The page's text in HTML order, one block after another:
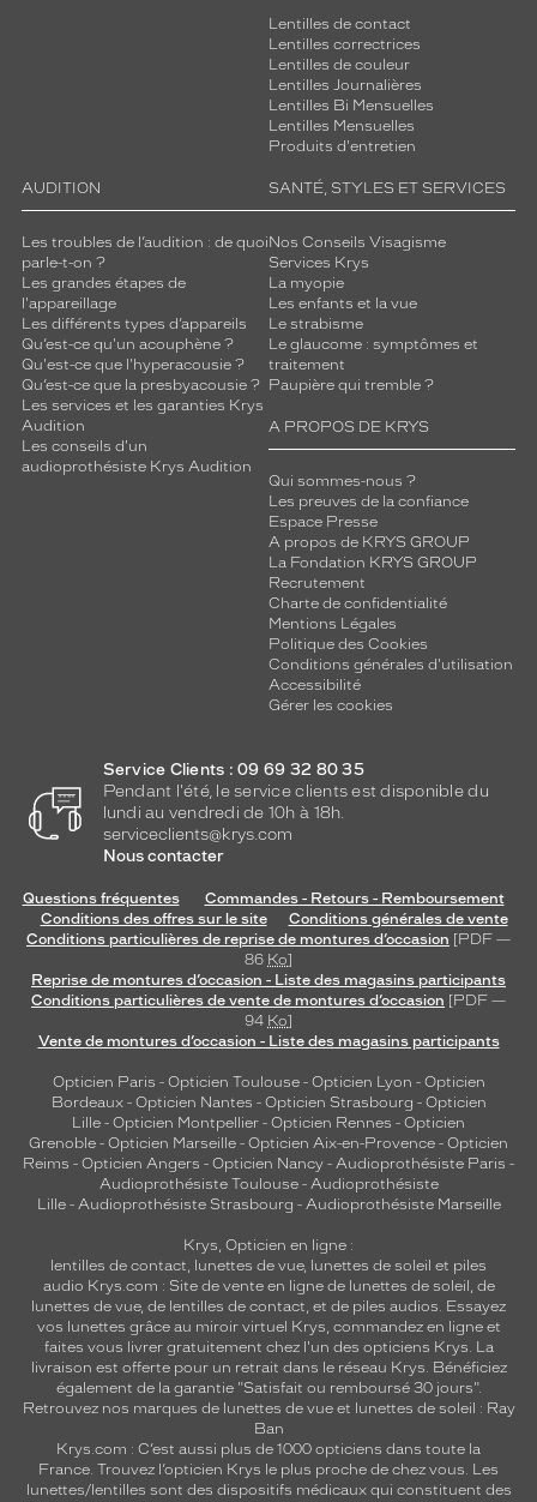
Lentilles de contact
Lentilles correctrices
Lentilles de couleur
Lentilles Journalières
Lentilles Bi Mensuelles
Lentilles Mensuelles
Produits d'entretien
AUDITION
Les troubles de l’audition : de quoi
parle-t-on ?
Les grandes étapes de
l'appareillage
Les différents types d’appareils
Qu’est-ce qu'un acouphène ?
Qu'est-ce que l'hyperacousie ?
Qu’est-ce que la presbyacousie ?
Les services et les garanties Krys
Audition
Les conseils d'un
audioprothésiste Krys Audition
SANTÉ, STYLES ET SERVICES
Nos Conseils Visagisme
Services Krys
La myopie
Les enfants et la vue
Le strabisme
Le glaucome : symptômes et
traitement
Paupière qui tremble ?
A PROPOS DE KRYS
Qui sommes-nous ?
Les preuves de la confiance
Espace Presse
A propos de KRYS GROUP
La Fondation KRYS GROUP
Recrutement
Charte de confidentialité
Mentions Légales
Politique des Cookies
Conditions générales d'utilisation
Accessibilité
Gérer les cookies
Service Clients : 09 69 32 80 35
Pendant l'été, le service clients est disponible du
lundi au vendredi de 10h à 18h.
serviceclients@krys.com
Nous contacter
Questions fréquentes
Commandes - Retours - Remboursement
Conditions des offres sur le site
Conditions générales de vente
Conditions particulières de reprise de montures d’occasion [PDF —
86 Ko]
Reprise de montures d’occasion - Liste des magasins participants
Conditions particulières de vente de montures d’occasion [PDF —
94 Ko]
Vente de montures d’occasion - Liste des magasins participants
Opticien Paris - Opticien Toulouse- Opticien Lyon - Opticien
Bordeaux- Opticien Nantes - Opticien Strasbourg - Opticien
Lille - Opticien Montpellier - Opticien Rennes - Opticien
Grenoble - Opticien Marseille - Opticien Aix-en-Provence - Opticien
Reims - Opticien Angers - Opticien Nancy - Audioprothésiste Paris -
Audioprothésiste Toulouse- Audioprothésiste
Lille- Audioprothésiste Strasbourg - Audioprothésiste Marseille
Krys, Opticien en ligne :
lentilles de contact, lunettes de vue, lunettes de soleil et piles
audio Krys.com : Site de vente en ligne de lunettes de soleil, de
lunettes de vue, de lentilles de contact, et de piles audios. Essayez
vos lunettes grâce au miroir virtuel Krys, commandez en ligne et
faites vous livrer gratuitement chez l'un des opticiens Krys. La
livraison est offerte pour un retrait dans le réseau Krys. Bénéficiez
également de la garantie "Satisfait ou remboursé 30 jours".
Retrouvez nos marques de lunettes de vue et lunettes de soleil : Ray
Ban
Krys.com : C’est aussi plus de 1000 opticiens dans toute la
France. Trouvez l’opticien Krys le plus proche de chez vous. Les
lunettes/lentilles sont des dispositifs médicaux qui constituent des